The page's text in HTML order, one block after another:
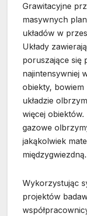
Grawitacyjne
masywnych
układów w
Układy
poruszające się
najintensywniej
obiekty, bowiem
układzie
więcej obiektów.
gazowe
jakąkolwiek
międzygwiezdną.
Wykorzystując
projektów